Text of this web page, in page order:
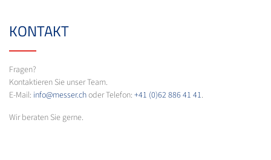
KONTAKT
Fragen?
Kontaktieren Sie unser Team.
E-Mail: info@messer.choder Telefon: +41 (0)62 886 41 41.
Wir beraten Sie gerne.